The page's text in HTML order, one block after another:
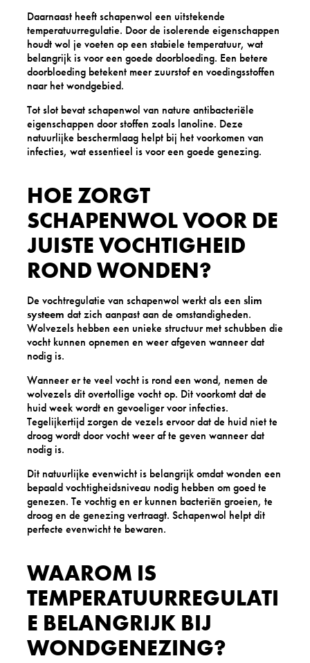
Daarnaast heeft schapenwol een uitstekende
temperatuurregulatie. Door de isolerende eigenschappen
houdt wol je voeten op een stabiele temperatuur, wat
belangrijk is voor een goede doorbloeding. Een betere
doorbloeding betekent meer zuurstof en voedingsstoffen
naar het wondgebied.
Tot slot bevat schapenwol van nature antibacteriële
eigenschappen door stoffen zoals lanoline. Deze
natuurlijke beschermlaag helpt bij het voorkomen van
infecties, wat essentieel is voor een goede genezing.
HOE ZORGT
SCHAPENWOL VOOR DE
JUISTE VOCHTIGHEID
ROND WONDEN?
De vochtregulatie van schapenwol werkt als een slim
systeem dat zich aanpast aan de omstandigheden.
Wolvezels hebben een unieke structuur met schubben die
vocht kunnen opnemen en weer afgeven wanneer dat
nodig is.
Wanneer er te veel vocht is rond een wond, nemen de
wolvezels dit overtollige vocht op. Dit voorkomt dat de
huid week wordt en gevoeliger voor infecties.
Tegelijkertijd zorgen de vezels ervoor dat de huid niet te
droog wordt door vocht weer af te geven wanneer dat
nodig is.
Dit natuurlijke evenwicht is belangrijk omdat wonden een
bepaald vochtigheidsniveau nodig hebben om goed te
genezen. Te vochtig en er kunnen bacteriën groeien, te
droog en de genezing vertraagt. Schapenwol helpt dit
perfecte evenwicht te bewaren.
WAAROM IS
TEMPERATUURREGULATI
E BELANGRIJK BIJ
WONDGENEZING?